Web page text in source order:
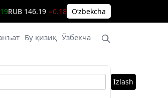
RUB 146.19 −0.18 Oʻzbekcha
Бу қизиқ Ўзбекча
Izlash